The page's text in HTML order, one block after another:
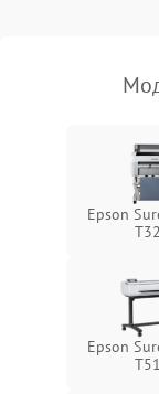
Epson
Epson